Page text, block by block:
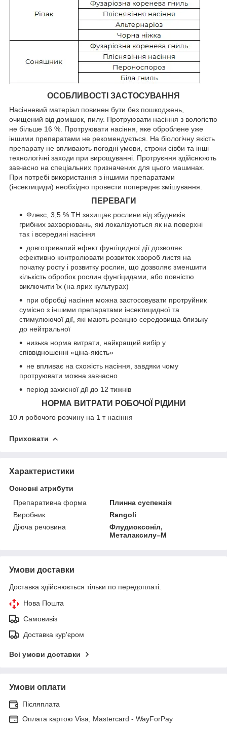
ОСОБЛИВОСТІ ЗАСТОСУВАННЯ
Насінневий матеріал повинен бути без пошкоджень,
очищений від домішок, пилу. Протруювати насіння з вологістю
не більше 16 %. Протруювати насіння, яке оброблене уже
іншими препаратами не рекомендується. На біологічну якість
препарату не впливають погодні умови, строки сівби та інші
технологічні заходи при вирощуванні. Протруєння здійснюють
завчасно на спеціальних призначених для цього машинах.
При потребі використання з іншими препаратами
(інсектициди) необхідно провести попереднє змішування.
ПЕРЕВАГИ
Флекс, 3,5 % ТН захищає рослини від збудників
грибних захворювань, які локалізуються як на поверхні
так і всередині насіння
довготривалий ефект фунгіцидної дії дозволяє
ефективно контролювати розвиток хвороб листя на
початку росту і розвитку рослин, що дозволяє зменшити
кількість обробок рослин фунгіцидами, або повністю
виключити їх (на ярих культурах)
при обробці насіння можна застосовувати протруйник
сумісно з іншими препаратами інсектицидної та
стимулюючої дії, які мають реакцію середовища близьку
до нейтральної
низька норма витрати, найкращий вибір у
співвідношенні «ціна-якість»
не впливає на схожість насіння, завдяки чому
протруювати можна завчасно
період захисної дії до 12 тижнів
НОРМА ВИТРАТИ РОБОЧОЇ РIДИНИ
10 л робочого розчину на 1 т насіння
Приховати
Характеристики
Основні атрибути
Препаративна форма
Плинна суспензія
Виробник
Rangoli
Діюча речовина
Флудиоксоніл,
Металаксилу–М
Умови доставки
Доставка здійснюється тільки по передоплаті.
Нова Пошта
Самовивіз
Доставка кур'єром
Всі умови доставки
Умови оплати
Післяплата
Оплата картою Visa, Mastercard - WayForPay